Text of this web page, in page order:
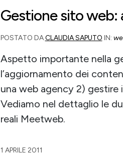
Gestione sito
POSTATO DACLAUDIA SAPUTO IN:
Aspetto importante nella
l’aggiornamento dei
una web agency 2) gestire
Vediamo nel dettaglio le
reali Meetweb.
1 APRILE 2011